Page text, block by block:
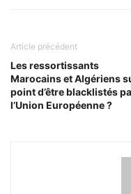
Article précédent
Les ressortissants
Marocains et Algériens
point d’être blacklistés
l’Union Européenne ?